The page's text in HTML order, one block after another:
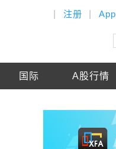
注册 App
国际 A股行情